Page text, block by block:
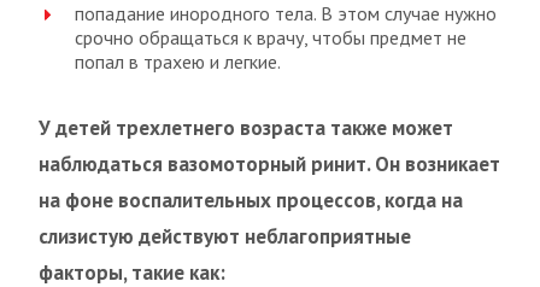
попадание инородного тела. В этом случае нужно
срочно обращаться к врачу, чтобы предмет не
попал в трахею и легкие.
У детей трехлетнего возраста также может
наблюдаться вазомоторный ринит. Он возникает
на фоне воспалительных процессов, когда на
слизистую действуют неблагоприятные
факторы, такие как: